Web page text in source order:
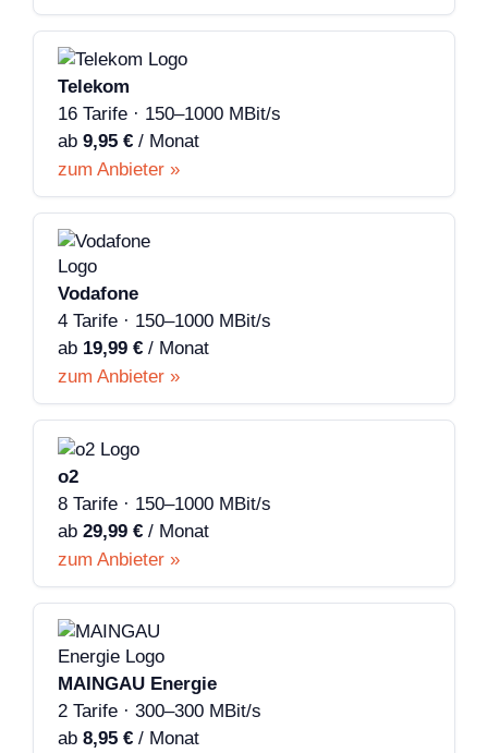
Telekom
16 Tarife · 150–1000 MBit/s
ab 9,95 € / Monat
zum Anbieter »
Vodafone
4 Tarife · 150–1000 MBit/s
ab 19,99 € / Monat
zum Anbieter »
o2
8 Tarife · 150–1000 MBit/s
ab 29,99 € / Monat
zum Anbieter »
MAINGAU Energie
2 Tarife · 300–300 MBit/s
ab 8,95 € / Monat